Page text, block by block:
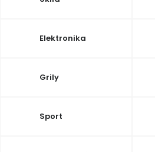
Výprodej
Elektronika
Grily
Sport